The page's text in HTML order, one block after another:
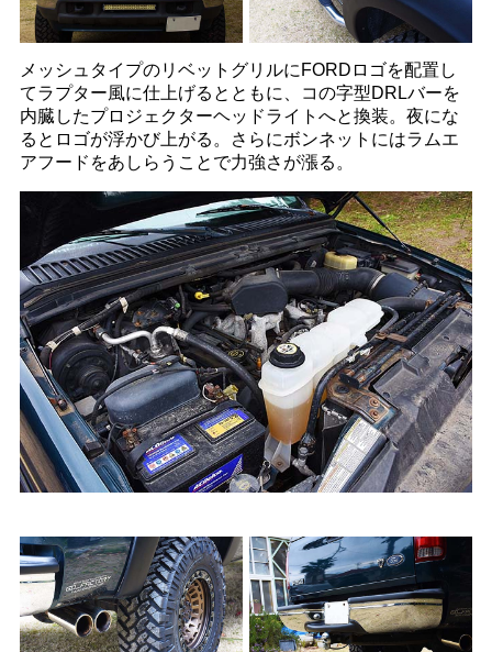
メッシュタイプのリベットグリルにFORDロゴを配置し
てラプター風に仕上げるとともに、コの字型DRLバーを
内臓したプロジェクターヘッドライトへと換装。夜にな
るとロゴが浮かび上がる。さらにボンネットにはラムエ
アフードをあしらうことで力強さが漲る。